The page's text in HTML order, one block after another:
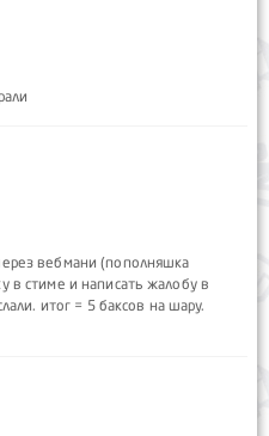
вебмани (пополняшка
в стиме и написать жалобу в
итог = 5 баксов на шару.